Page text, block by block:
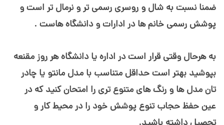
ضمنا نسبت به شال و روسری رسمی تر و نرمال تر است و
پوشش رسمی خانم ها در ادارات و دانشگاه هاست .
به هرحال وقتی قرار است در اداره یا دانشگاه هر روز مقنعه
بپوشید بهتر است حداقل متناسب با مدل مانتو یا چادر
تان مدل ها و رنگ های متنوع تری را امتحان کنید که در
عین حفظ حجاب تنوع پوشش خود را در محیط کار و
تحصیل داشته باشید.